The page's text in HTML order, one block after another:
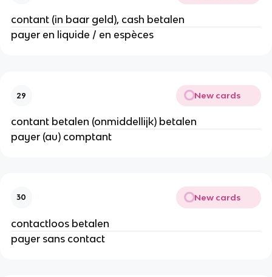
contant (in baar geld), cash betalen
payer en liquide / en espèces
29 New cards
contant betalen (onmiddellijk) betalen
payer (au) comptant
30 New cards
contactloos betalen
payer sans contact